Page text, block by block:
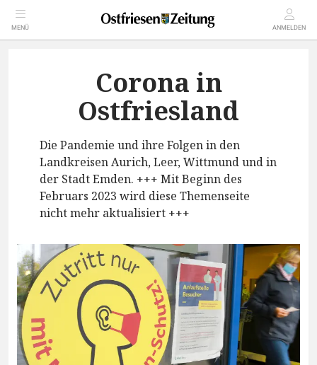
MENÜ ANMELDEN
Corona in
Ostfriesland
Die Pandemie und ihre Folgen in den
Landkreisen Aurich, Leer, Wittmund und in
der Stadt Emden. +++ Mit Beginn des
Februars 2023 wird diese Themenseite
nicht mehr aktualisiert +++